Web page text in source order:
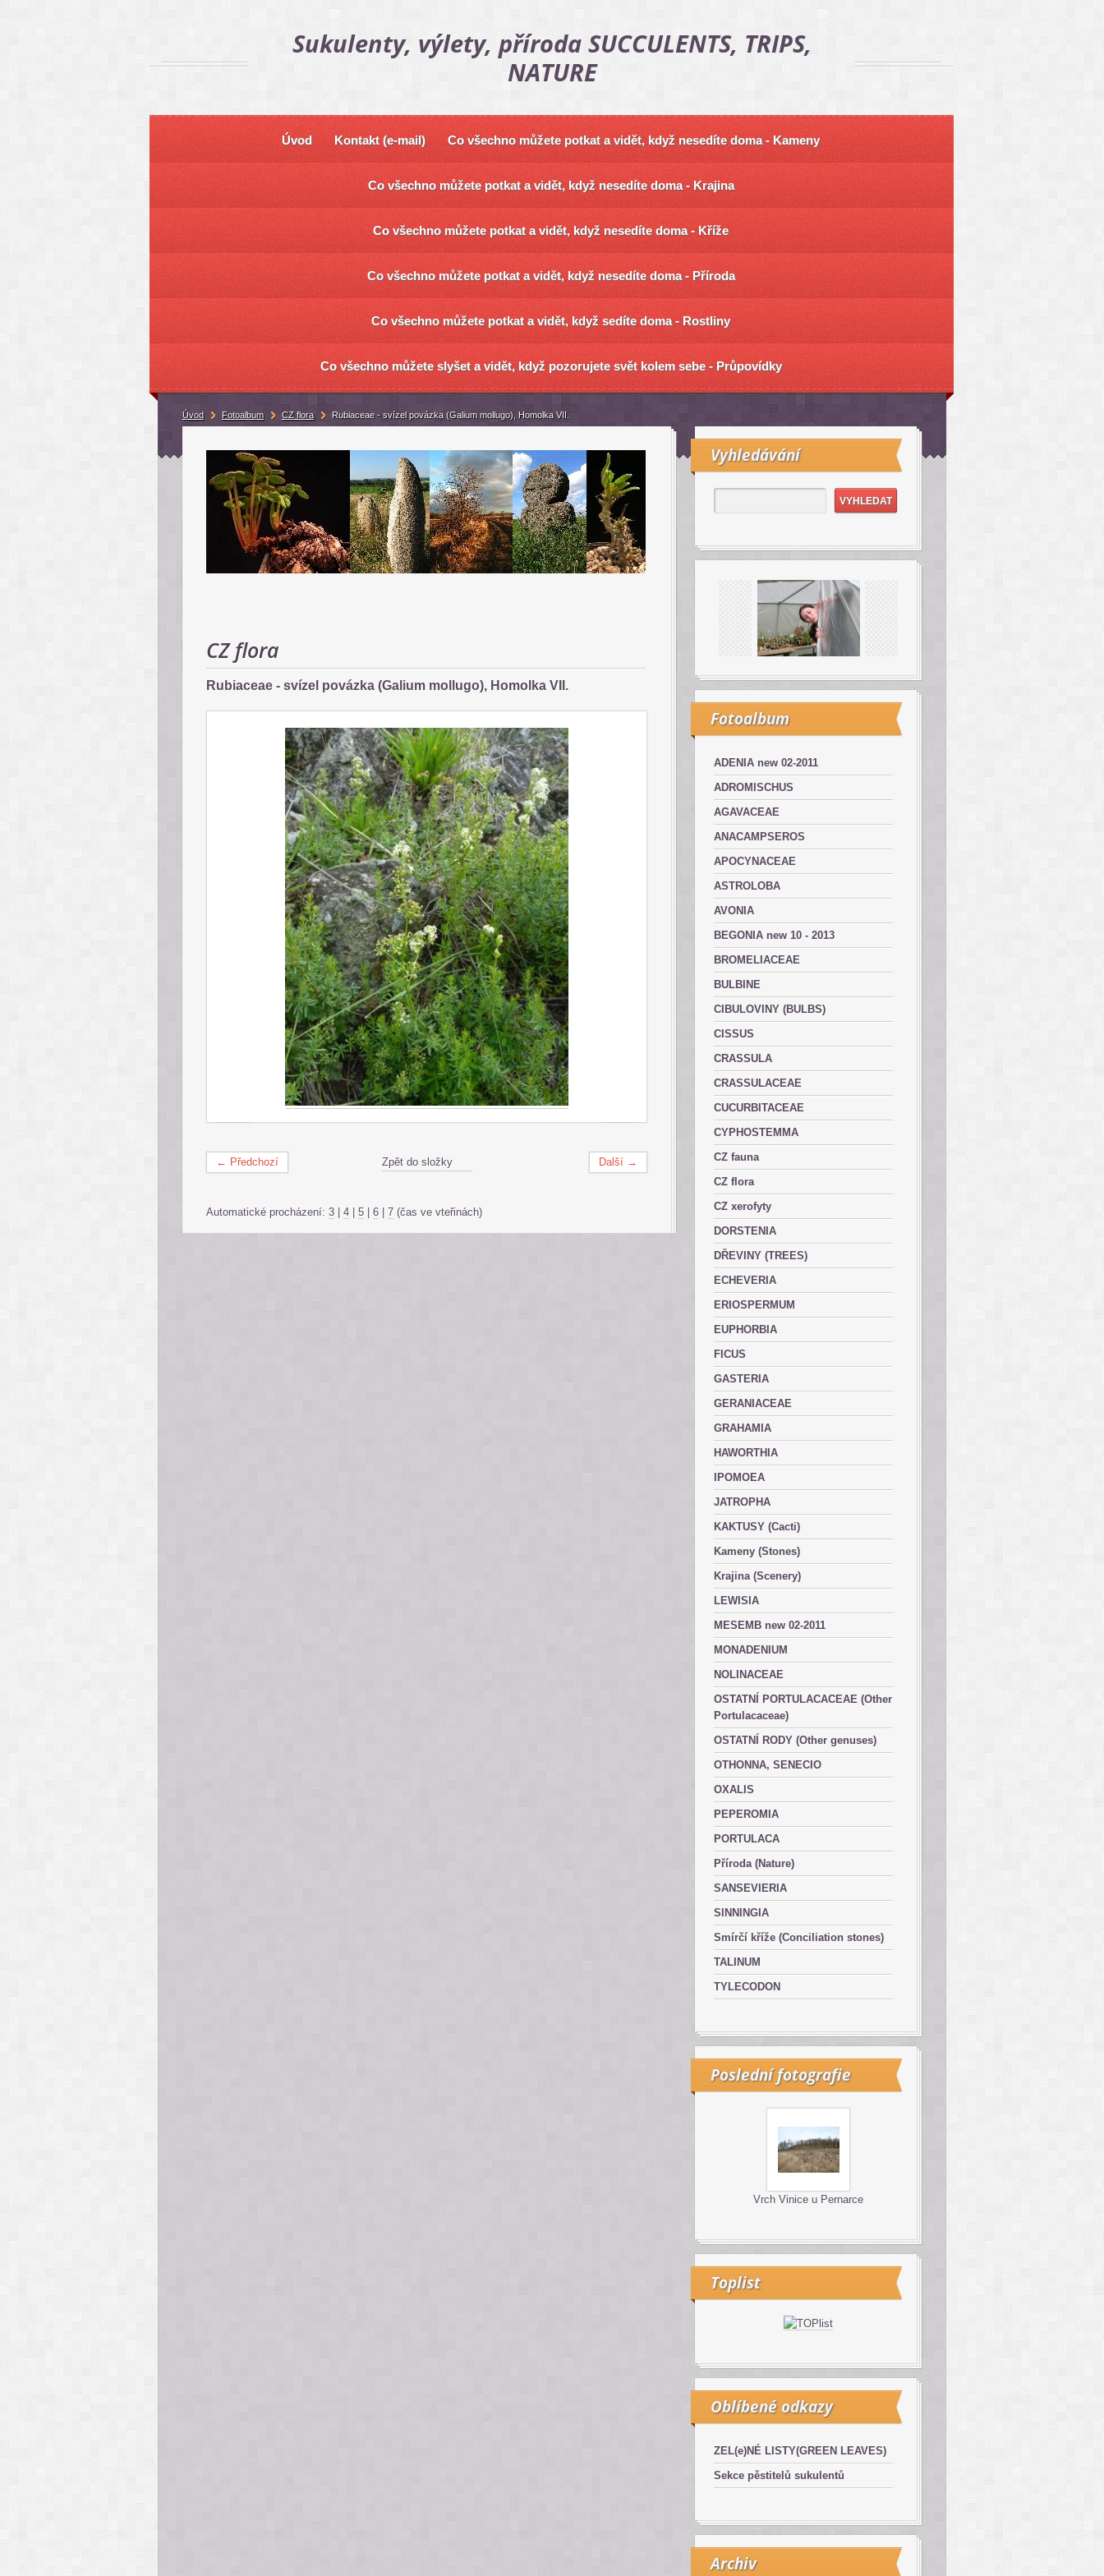
Sukulenty, výlety, příroda SUCCULENTS, TRIPS,
NATURE
Úvod Kontakt (e-mail) Co všechno můžete potkat a vidět, když nesedíte doma - Kameny
Co všechno můžete potkat a vidět, když nesedíte doma - Krajina
Co všechno můžete potkat a vidět, když nesedíte doma - Kříže
Co všechno můžete potkat a vidět, když nesedíte doma - Příroda
Co všechno můžete potkat a vidět, když sedíte doma - Rostliny
Co všechno můžete slyšet a vidět, když pozorujete svět kolem sebe - Průpovídky
CZ flora
Rubiaceae - svízel povázka (Galium mollugo), Homolka VII.
← Předchozí Další →
Zpět do složky
Automatické procházení: 3 4 5 6 7 (čas ve vteřinách)
Vyhledávání
Fotoalbum
ADENIA new 02-2011
ADROMISCHUS
AGAVACEAE
ANACAMPSEROS
APOCYNACEAE
ASTROLOBA
AVONIA
BEGONIA new 10 - 2013
BROMELIACEAE
BULBINE
CIBULOVINY (BULBS)
CISSUS
CRASSULA
CRASSULACEAE
CUCURBITACEAE
CYPHOSTEMMA
CZ fauna
CZ flora
CZ xerofyty
DORSTENIA
DŘEVINY (TREES)
ECHEVERIA
ERIOSPERMUM
EUPHORBIA
FICUS
GASTERIA
GERANIACEAE
GRAHAMIA
HAWORTHIA
IPOMOEA
JATROPHA
KAKTUSY (Cacti)
Kameny (Stones)
Krajina (Scenery)
LEWISIA
MESEMB new 02-2011
MONADENIUM
NOLINACEAE
OSTATNÍ PORTULACACEAE (Other
Portulacaceae)
OSTATNÍ RODY (Other genuses)
OTHONNA, SENECIO
OXALIS
PEPEROMIA
PORTULACA
Příroda (Nature)
SANSEVIERIA
SINNINGIA
Smírčí kříže (Conciliation stones)
TALINUM
TYLECODON
Poslední fotografie
Vrch Vinice u Pernarce
Toplist
Oblíbené odkazy
ZEL(e)NÉ LISTY(GREEN LEAVES)
Sekce pěstitelů sukulentů
Archiv
Úvod Fotoalbum CZ flora Rubiaceae - svízel povázka (Galium mollugo), Homolka VII.